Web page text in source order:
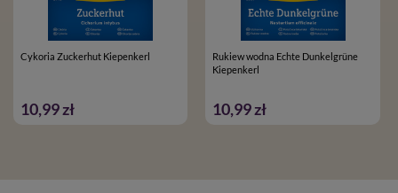
Cykoria Zuckerhut Kiepenkerl
10,99 zł
Rukiew wodna Echte Dunkelgrüne
Kiepenkerl
10,99 zł